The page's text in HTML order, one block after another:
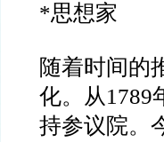
*思想家
随着时间的
化。从1789
持参议院。